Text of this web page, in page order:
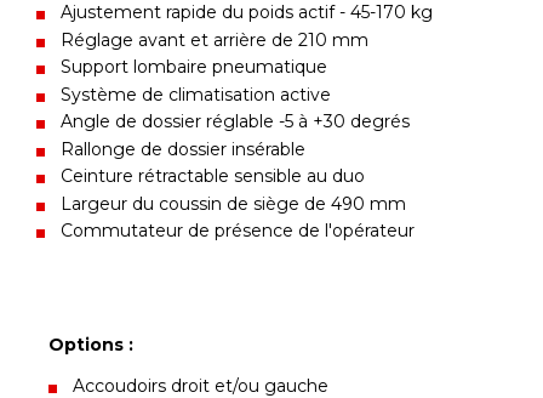
Ajustement rapide du poids actif - 45-170 kg
Réglage avant et arrière de 210 mm
Support lombaire pneumatique
Système de climatisation active
Angle de dossier réglable -5 à +30 degrés
Rallonge de dossier insérable
Ceinture rétractable sensible au duo
Largeur du coussin de siège de 490 mm
Commutateur de présence de l'opérateur
Options :
Accoudoirs droit et/ou gauche